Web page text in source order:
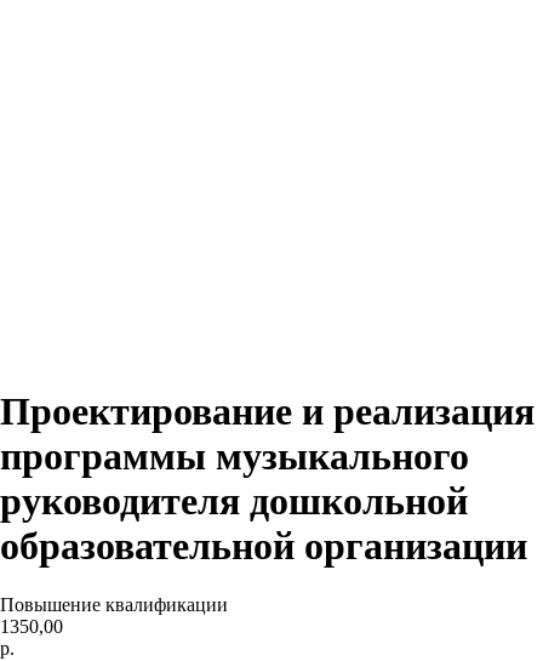
Проектирование и реализация
программы музыкального
руководителя дошкольной
образовательной организации
Повышение квалификации
1350,00
р.